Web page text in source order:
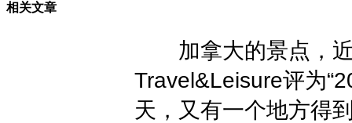
相关文章
加拿大的景点，近
Travel&Leisure评为
天，又有一个地方得